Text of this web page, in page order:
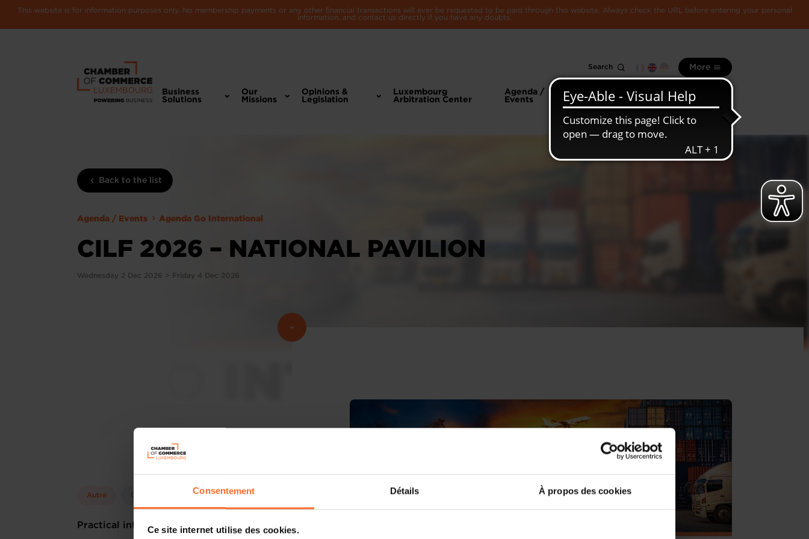
Consentement Détails À propos des cookies
Ce site internet utilise des cookies.
This website is for information purposes only. No membership payments or any other financial transactions will ever be requested to be paid through this website. Always check the URL before entering your personal
information, and contact us directly if you have any doubts.
Search More
Business
Solutions
Our
Missions
Opinions &
Legislation
Luxembourg
Arbitration Center
Agenda /
Events
information
Luxembourg
economy
Back to the list
Agenda / Events Agenda Go International
CILF 2026 – NATIONAL PAVILION
Wednesday 2 Dec 2026 > Friday 4 Dec 2026
Autre
Practical information